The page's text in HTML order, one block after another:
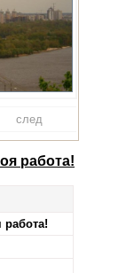
след
работа!
работа!